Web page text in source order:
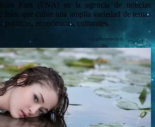
Fars (FNA) es la agencia de noticias
Irán, que cubre una amplia variedad de temas
políticas, económicas, culturales,